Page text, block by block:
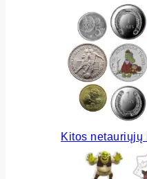
Kitos netauriųjų